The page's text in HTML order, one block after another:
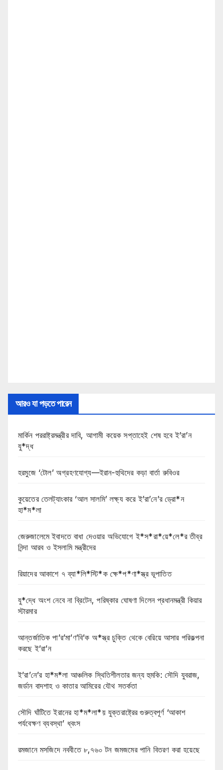
আরও যা পড়তে পারেন
মার্কিন পররাষ্ট্রমন্ত্রীর দাবি, আগামী কয়েক সপ্তাহেই শেষ হবে ই’রা’ন
যু*দ্ধ
হরমুজে ‘টোল’ অগ্রহণযোগ্য—ইরান-হুথিদের কড়া বার্তা রুবিওর
কুয়েতের তেলট্যাংকার ‘আল সালমি’ লক্ষ্য করে ই’রা’নে’র ড্রো*ন
হা*ম*লা
জেরুজালেমে ইবাদতে বাধা দেওয়ার অভিযোগে ই*স*রা*য়ে*লে*র তীব্র
নিন্দা আরব ও ইসলামি মন্ত্রীদের
রিয়াদের আকাশে ৭ ব্যা*লি*স্টি*ক ক্ষে*প*ণা*স্ত্র ভূপাতিত
যু*দ্ধে অংশ নেবে না ব্রিটেন, পরিষ্কার ঘোষণা দিলেন প্রধানমন্ত্রী কিয়ার
স্টারমার
আন্তর্জাতিক পা’র’মা’ণ’বি’ক অ*স্ত্র চুক্তি থেকে বেরিয়ে আসার পরিকল্পনা
করছে ই’রা’ন
ই’রা’নে’র হা*ম*লা আঞ্চলিক স্থিতিশীলতার জন্য হুমকি: সৌদি যুবরাজ,
জর্ডান বাদশাহ ও কাতার আমিরের যৌথ সতর্কতা
সৌদি ঘাঁটিতে ইরানের হা*ম*লা*য় যুক্তরাষ্ট্রের গুরুত্বপূর্ণ ‘আকাশ
পর্যবেক্ষণ ব্যবস্থা’ ধ্বংস
রমজানে মসজিদে নববীতে ৮,৭৬০ টন জমজমের পানি বিতরণ করা হয়েছে